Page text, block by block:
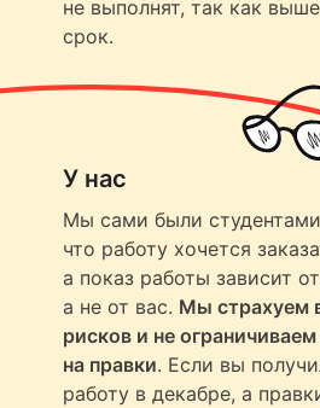
не выполнят, так как
срок.
У нас
Мы сами были
что работу хочется
а показ работы зависит
а не от вас. Мы страхуем
рисков и не
на правки. Если вы
работу в декабре, а